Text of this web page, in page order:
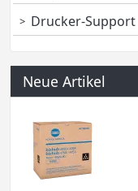
Drucker-Support
Neue Artikel